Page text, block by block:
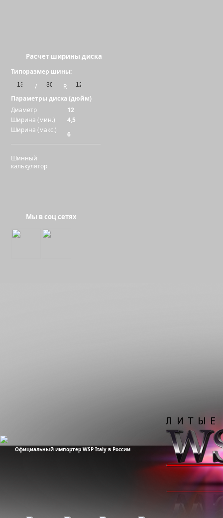
Расчет ширины диска
Типоразмер шины:
/
R
Параметры диска (дюйм)
Диаметр
12
Ширина (мин.)
4,5
Ширина (макс.)
6
Шинный
калькулятор
Мы в соц сетях
Официальный импортер WSP Italy в России